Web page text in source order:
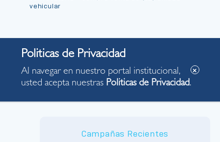
vehicular
Compartir por :
Campañas Recientes
Al navegar en nuestro portal institucional,
usted acepta nuestras Politicas de Privacidad.